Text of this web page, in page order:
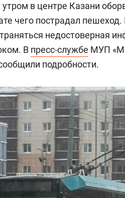
утром в центре Казани
чего пострадал
недостоверная
В пресс-службе МУП
подробности.
и ВТБ
Рекомендуем
150 камер
ID вместо